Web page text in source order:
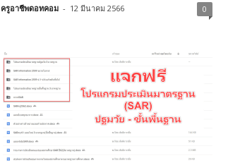
ครูอาชีพดอทคอม - 12 มีนาคม 2566 0